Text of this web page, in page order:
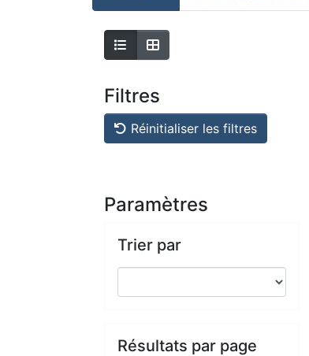
Filtres
Réinitialiser les filtres
Paramètres
Trier par
Résultats par page